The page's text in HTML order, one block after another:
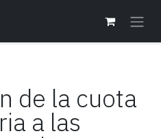
de la cuota
a las